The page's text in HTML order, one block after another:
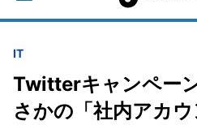
IT
Twitterキャンペー
さかの「社内アカ